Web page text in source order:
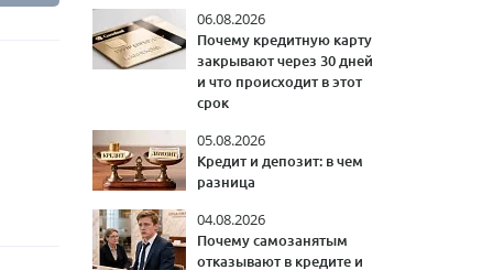
06.08.2026
Почему кредитную карту
закрывают через 30 дней
и что происходит в этот
срок
05.08.2026
Кредит и депозит: в чем
разница
04.08.2026
Почему самозанятым
отказывают в кредите и